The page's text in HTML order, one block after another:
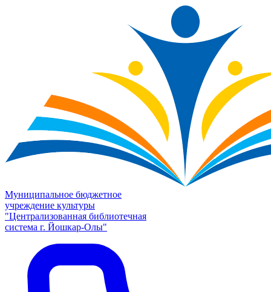
Муниципальное бюджетное
учреждение культуры
"Централизованная библиотечная
система г. Йошкар-Олы"